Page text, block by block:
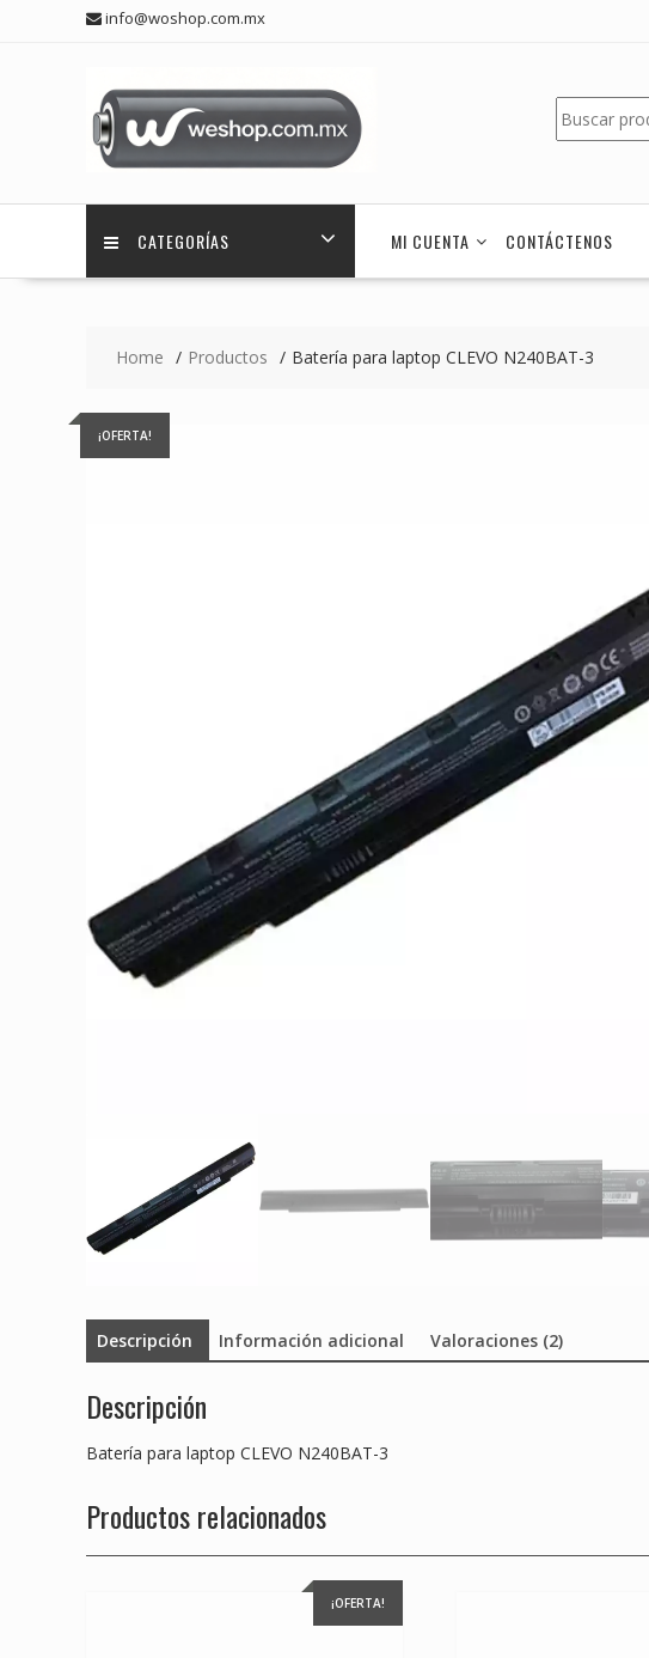
info@woshop.com.mx
Buscar
CATEGORÍAS MI CUENTA CONTÁCTENOS
Home Productos Batería para laptop CLEVO N240BAT-3
¡OFERTA!
Descripción Información adicional Valoraciones (2)
Descripción
Batería para laptop CLEVO N240BAT-3
Productos relacionados
¡OFERTA!